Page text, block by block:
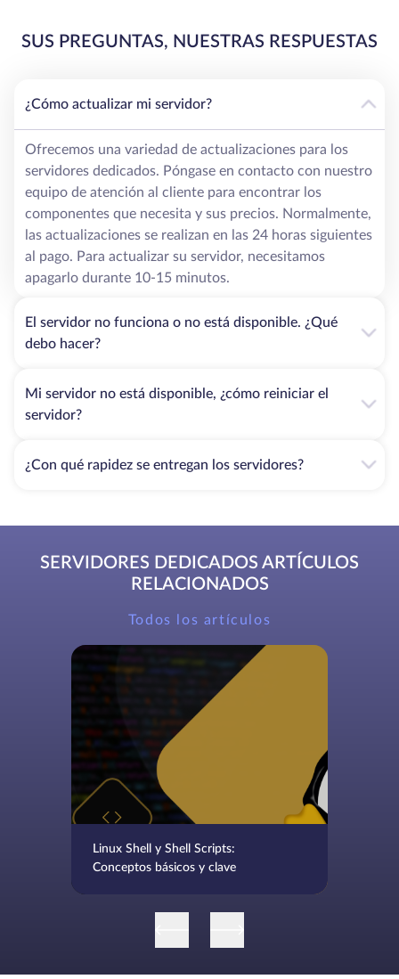
SUS PREGUNTAS, NUESTRAS RESPUESTAS
¿Cómo actualizar mi servidor?
Ofrecemos una variedad de actualizaciones para los
servidores dedicados. Póngase en contacto con nuestro
equipo de atención al cliente para encontrar los
componentes que necesita y sus precios. Normalmente,
las actualizaciones se realizan en las 24 horas siguientes
al pago. Para actualizar su servidor, necesitamos
apagarlo durante 10-15 minutos.
El servidor no funciona o no está disponible. ¿Qué
debo hacer?
Mi servidor no está disponible, ¿cómo reiniciar el
servidor?
¿Con qué rapidez se entregan los servidores?
SERVIDORES DEDICADOS ARTÍCULOS
RELACIONADOS
Todos los artículos
Linux Shell y Shell Scripts:
Conceptos básicos y clave